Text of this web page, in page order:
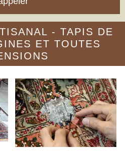
- TAPIS DE
ET TOUTES